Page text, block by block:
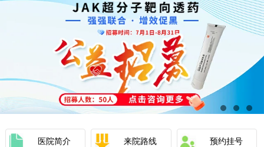
医院简介 来院路线 预约挂号